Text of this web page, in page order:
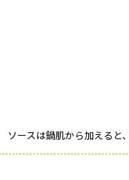
ソースは鍋肌から加えると